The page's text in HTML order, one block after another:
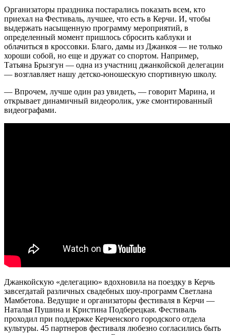
Организаторы праздника постарались показать всем, кто
приехал на Фестиваль, лучшее, что есть в Керчи. И, чтобы
выдержать насыщенную программу мероприятий, в
определенный момент пришлось сбросить каблуки и
облачиться в кроссовки. Благо, дамы из Джанкоя — не только
хороши собой, но еще и дружат со спортом. Например,
Татьяна Брызгун — одна из участниц джанкойской делегации
— возглавляет нашу детско-юношескую спортивную школу.
— Впрочем, лучше один раз увидеть, — говорит Марина, и
открывает динамичный видеоролик, уже смонтированный
видеографами.
Джанкойскую «делегацию» вдохновила на поездку в Керчь
завсегдатай различных свадебных шоу-программ Светлана
Мамбетова. Ведущие и организаторы фестиваля в Керчи —
Наталья Пушина и Кристина Подберецкая. Фестиваль
проходил при поддержке Керченского городского отдела
культуры. 45 партнеров фестиваля любезно согласились быть